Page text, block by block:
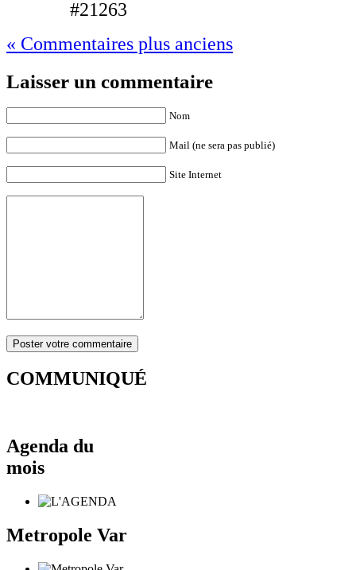
#21263
« Commentaires plus anciens
Laisser un commentaire
Nom
Mail (ne sera pas publié)
Site Internet
COMMUNIQUÉ
Agenda du
mois
Metropole Var